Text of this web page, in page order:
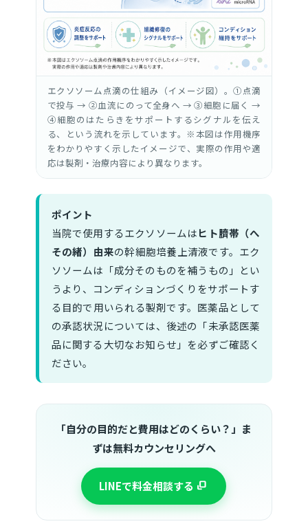
エクソソーム点滴の仕組み（イメージ図）。①点滴
で投与 → ②血流にのって全身へ → ③細胞に届く →
④細胞のはたらきをサポートするシグナルを伝え
る、という流れを示しています。※本図は作用機序
をわかりやすく示したイメージで、実際の作用や適
応は製剤・治療内容により異なります。
ポイント
当院で使用するエクソソームはヒト臍帯（へ
その緒）由来の幹細胞培養上清液です。エク
ソソームは「成分そのものを補うもの」とい
うより、コンディションづくりをサポートす
る目的で用いられる製剤です。医薬品として
の承認状況については、後述の「未承認医薬
品に関する大切なお知らせ」を必ずご確認く
ださい。
「自分の目的だと費用はどのくらい？」ま
ずは無料カウンセリングへ
LINEで料金相談する